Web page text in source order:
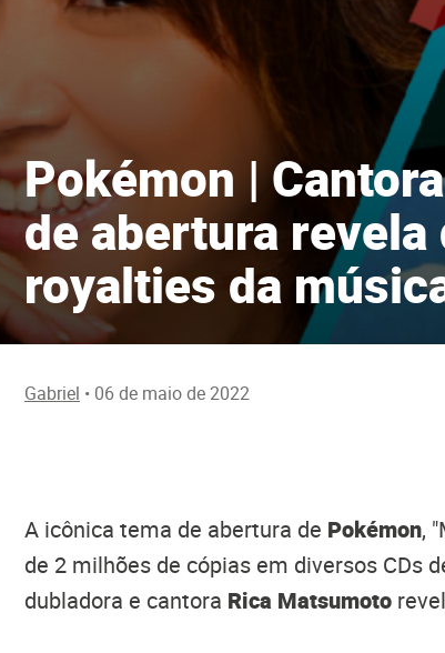
Pokémon |
de abertura
royalties da
Gabriel • 06 de maio de 2022
A icônica tema de abertura de Pokémon,
de 2 milhões de cópias em diversos CDs
dubladora e cantora Rica Matsumoto